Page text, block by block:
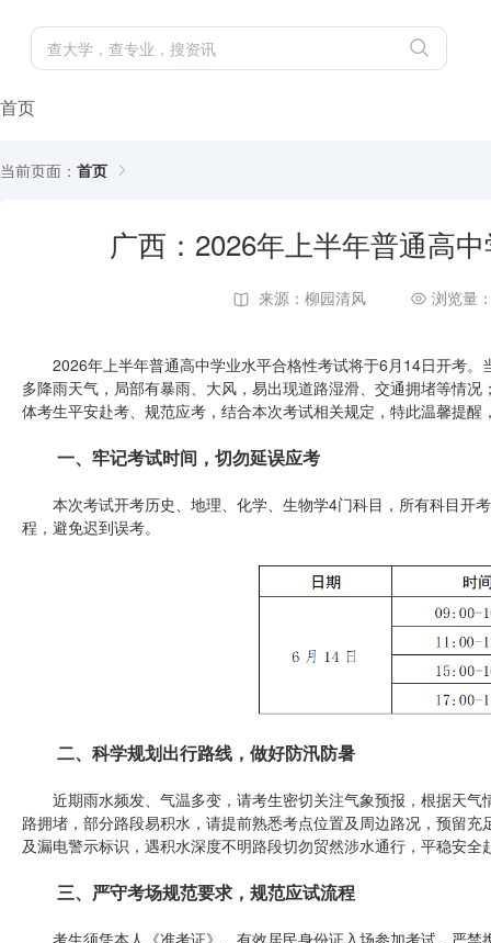
首页
当前页面： 首页
广西：2026年上半年普通高
来源：柳园清风 浏览量
2026年上半年普通高中学业水平合格性考试将于6月14日开考。
多降雨天气，局部有暴雨、大风，易出现道路湿滑、交通拥堵等情
体考生平安赴考、规范应考，结合本次考试相关规定，特此温馨提
一、牢记考试时间，切勿延误应考
本次考试开考历史、地理、化学、生物学4门科目，所有科目开
程，避免迟到误考。
二、科学规划出行路线，做好防汛防暑
近期雨水频发、气温多变，请考生密切关注气象预报，根据天气
路拥堵，部分路段易积水，请提前熟悉考点位置及周边路况，预留
及漏电警示标识，遇积水深度不明路段切勿贸然涉水通行，平稳安全
三、严守考场规范要求，规范应试流程